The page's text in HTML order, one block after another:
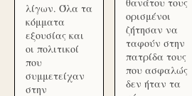
λίγων. Όλα τα
κόμματα
εξουσίας και
οι πολιτικοί
που
συμμετείχαν
στην
ορισμένοι
ζήτησαν να
ταφούν στην
πατρίδα τους
που ασφαλώς
δεν ήταν τα